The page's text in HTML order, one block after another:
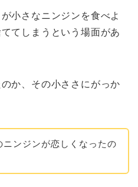
小さなニンジンを食べよ
てしまうという場面があ
か、その小ささにがっか
ニンジンが恋しくなったの